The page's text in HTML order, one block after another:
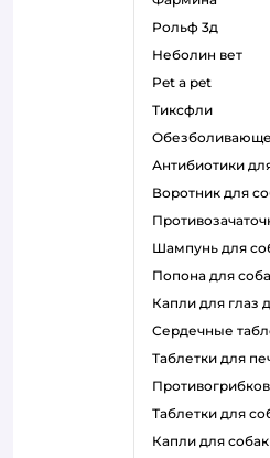
рольф 3д
неболин вет
pet a pet
тиксфли
антибиотики
воротник для
шампунь для
попона для
капли для глаз
сердечные
таблетки для
таблетки для
капли для